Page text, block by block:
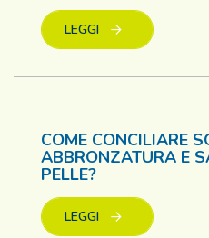
LEGGI
COME CONCILIARE
ABBRONZATURA E
PELLE?
LEGGI